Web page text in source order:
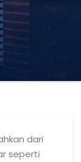
dari
seperti